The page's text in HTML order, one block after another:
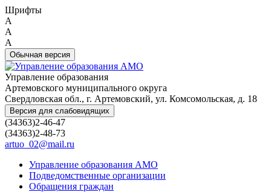
Шрифты
A
A
A
Обычная версия
Управление образования
Артемовского муниципального округа
Свердловская обл., г. Артемовский, ул. Комсомольская, д. 18
Версия для слабовидящих
(34363)2-46-47
(34363)2-48-73
artuo_02@mail.ru
Управление образования АМО
Подведомственные организации
Обращения граждан